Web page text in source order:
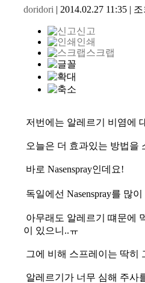
doridori | 2014.02.27 11:35 | 조
신고
인쇄
스크랩
저번에는 알레르기 비염에
오늘은 더 효과있는 방법을
바로 Nasenspray인데요!
독일에선 Nasenspray를 많이
아무래도 알레르기 떄문에
이 있으니..ㅠ
그에 비해 스프레이는 딱히
알레르기가 너무 심해 주사